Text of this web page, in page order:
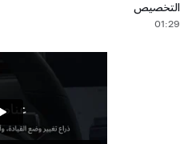
التخصيص
01:29